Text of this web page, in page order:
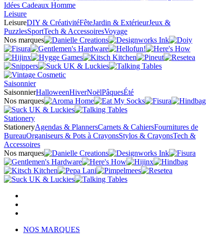
Idées Cadeaux Homme
Leisure
LeisureDIY & CréativitéFêteJardin & ExtérieurJeux &
PuzzlesSportTech & AccessoiresVoyage
Nos marques
Saisonnier
SaisonnierHalloweenHiverNoëlPâquesÉté
Nos marques
Stationery
StationeryAgendas & PlannersCarnets & CahiersFournitures de
BureauOrganiseurs & Pots à CrayonsStylos & CrayonsTech &
Accessoires
Nos marques
NOS MARQUES